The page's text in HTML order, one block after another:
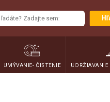
UMÝVANIE- ČISTENIE